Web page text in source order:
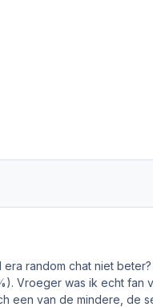
random chat niet
Vroeger was ik echt fan
een van de mindere, de